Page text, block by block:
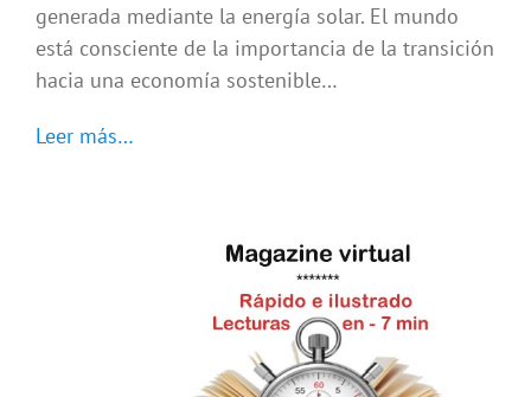
generada mediante la energía solar. El mundo
está consciente de la importancia de la transición
hacia una economía sostenible…
Leer más…